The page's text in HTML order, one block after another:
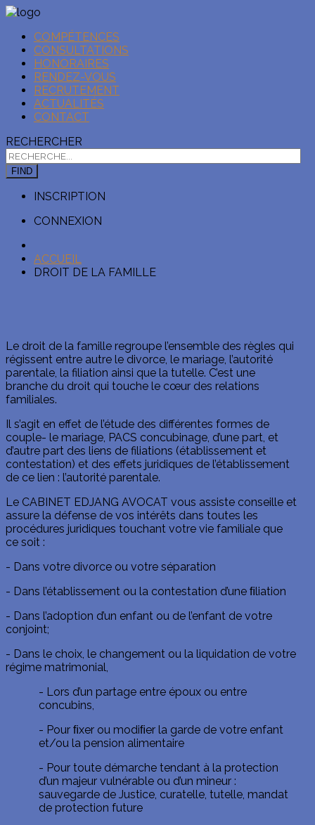
COMPÉTENCES
CONSULTATIONS
HONORAIRES
RENDEZ-VOUS
RECRUTEMENT
ACTUALITÉS
CONTACT
RECHERCHER
FIND
INSCRIPTION
CONNEXION
ACCUEIL
DROIT DE LA FAMILLE
Le droit de la famille regroupe l’ensemble des règles qui
régissent entre autre le divorce, le mariage, l’autorité
parentale, la filiation ainsi que la tutelle. C’est une
branche du droit qui touche le cœur des relations
familiales.
Il s’agit en effet de l’étude des différentes formes de
couple- le mariage, PACS concubinage, d’une part, et
d’autre part des liens de filiations (établissement et
contestation) et des effets juridiques de l’établissement
de ce lien : l’autorité parentale.
Le CABINET EDJANG AVOCAT vous assiste conseille et
assure la défense de vos intérêts dans toutes les
procédures juridiques touchant votre vie familiale que
ce soit :
- Dans votre divorce ou votre séparation
- Dans l’établissement ou la contestation d’une ﬁliation
- Dans l’adoption d’un enfant ou de l’enfant de votre
conjoint;
- Dans le choix, le changement ou la liquidation de votre
régime matrimonial,
- Lors d’un partage entre époux ou entre
concubins,
- Pour ﬁxer ou modiﬁer la garde de votre enfant
et/ou la pension alimentaire
- Pour toute démarche tendant à la protection
d’un majeur vulnérable ou d’un mineur :
sauvegarde de Justice, curatelle, tutelle, mandat
de protection future